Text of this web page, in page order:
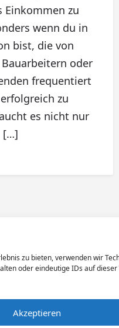
zu bieten, verwenden wir
oder eindeutige IDs auf
Akzeptieren
Einkommen zu
wenn du in
bist, die von
oder
frequentiert
zu
es nicht nur
[…]